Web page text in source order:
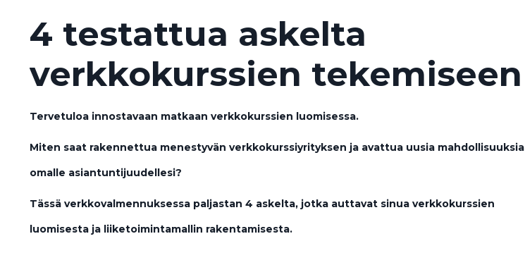
4 testattua askelta
verkkokurssien tekemiseen
Tervetuloa innostavaan matkaan verkkokurssien luomisessa.
Miten saat rakennettua menestyvän verkkokurssiyrityksen ja avattua uusia mahdollisuuksia
omalle asiantuntijuudellesi?
Tässä verkkovalmennuksessa paljastan 4 askelta, jotka auttavat sinua verkkokurssien
luomisesta ja liiketoimintamallin rakentamisesta.